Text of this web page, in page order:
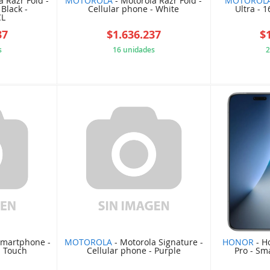
- Cellular phone - White
$1.636.237
16 unidades
Ultra -
- MOTOROLA- Motorola Signature -
Cellular phone - Purple
HONOR -
Pro -